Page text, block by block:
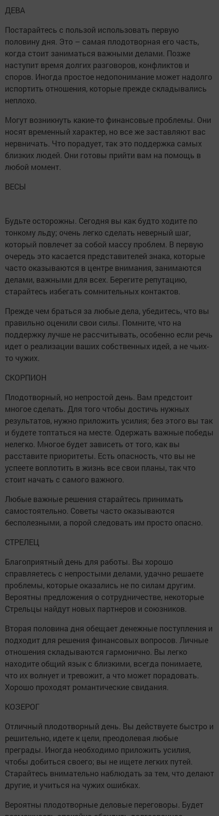
ДЕВА
Постарайтесь с пользой использовать первую
половину дня. Это – самая плодотворная его часть,
когда стоит заниматься важными делами. Позже
наступит время долгих разговоров, конфликтов и
споров. Иногда простое недопонимание может надолго
испортить отношения, которые прежде складывались
неплохо.
Могут возникнуть какие-то финансовые проблемы. Они
носят временный характер, но все же заставляют вас
нервничать. Что порадует, так это поддержка самых
близких людей. Они готовы прийти вам на помощь в
любой момент.
ВЕСЫ
Будьте осторожны. Сегодня вы как будто ходите по
тонкому льду; очень легко сделать неверный шаг,
который повлечет за собой массу проблем. В первую
очередь это касается представителей знака, которые
часто оказываются в центре внимания, занимаются
делами, важными для всех. Берегите репутацию,
старайтесь избегать сомнительных контактов.
Прежде чем браться за любые дела, убедитесь, что вы
правильно оценили свои силы. Помните, что на
поддержку лучше не рассчитывать, особенно если речь
идет о реализации ваших собственных идей, а не чьих-
то чужих.
СКОРПИОН
Плодотворный, но непростой день. Вам предстоит
многое сделать. Для того чтобы достичь нужных
результатов, нужно приложить усилия; без этого вы так
и будете топтаться на месте. Одержать важные победы
нелегко. Многое будет зависеть от того, как вы
расставите приоритеты. Есть опасность, что вы не
успеете воплотить в жизнь все свои планы, так что
стоит начать с самого важного.
Любые важные решения старайтесь принимать
самостоятельно. Советы часто оказываются
бесполезными, а порой следовать им просто опасно.
СТРЕЛЕЦ
Благоприятный день для работы. Вы хорошо
справляетесь с непростыми делами, удачно решаете
проблемы, которые оказались не по силам другим.
Вероятны предложения о сотрудничестве, некоторые
Стрельцы найдут новых партнеров и союзников.
Вторая половина дня обещает денежные поступления и
подходит для решения финансовых вопросов. Личные
отношения складываются гармонично. Вы легко
находите общий язык с близкими, всегда понимаете,
что их волнует и тревожит, а что может порадовать.
Хорошо проходят романтические свидания.
КОЗЕРОГ
Отличный плодотворный день. Вы действуете быстро и
решительно, идете к цели, преодолевая любые
преграды. Иногда необходимо приложить усилия,
чтобы добиться своего; вы не ищете легких путей.
Старайтесь внимательно наблюдать за тем, что делают
другие, и учиться на чужих ошибках.
Вероятны плодотворные деловые переговоры. Будет